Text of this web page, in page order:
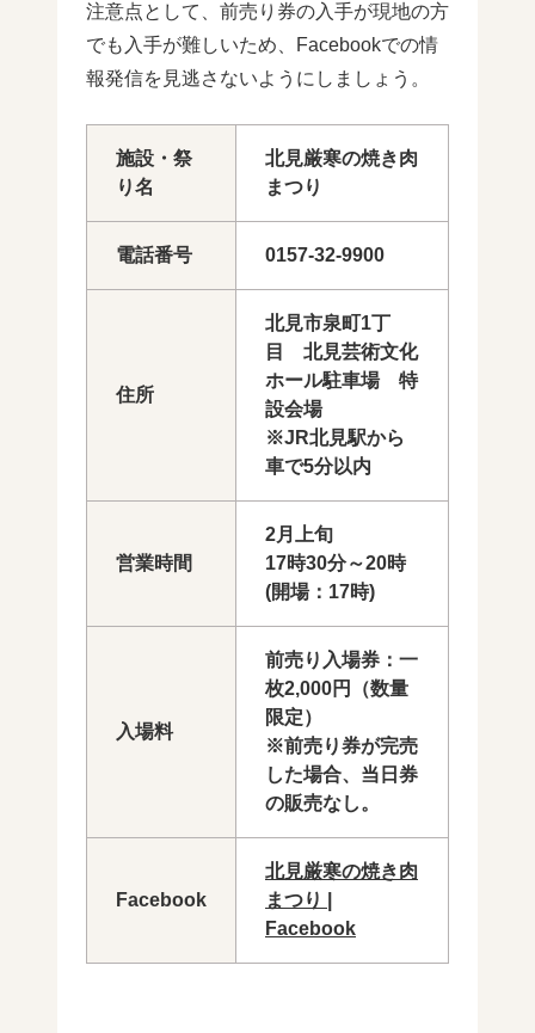
注意点として、前売り券の入手が現地の方
でも入手が難しいため、Facebookでの情
報発信を見逃さないようにしましょう。
施設・祭
り名
北見厳寒の焼き肉
まつり
電話番号 0157-32-9900
住所
北見市泉町1丁
目 北見芸術文化
ホール駐車場 特
設会場
※JR北見駅から
車で5分以内
営業時間
2月上旬
17時30分～20時
(開場：17時)
入場料
前売り入場券：一
枚2,000円（数量
限定）
※前売り券が完売
した場合、当日券
の販売なし。
Facebook
北見厳寒の焼き肉
まつり |
Facebook